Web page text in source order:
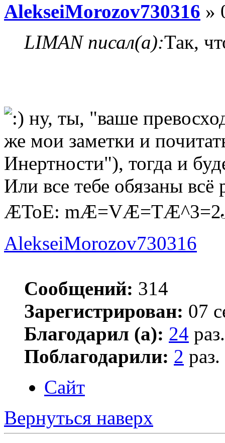
AlekseiMorozov730316 »
LIMAN писал(а):Так,
ну, ты, "ваше
же мои заметки и
Инертности"), тогда и
Или все тебе обязаны всё
ÆToE:
AlekseiMorozov730316
Сообщений: 314
Зарегистрирован: 07
Благодарил (а): 24 раз.
Поблагодарили: 2 раз.
Сайт
Вернуться наверх